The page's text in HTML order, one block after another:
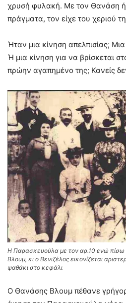
χρυσή φυλακή. Με τον Θανάση
πράγματα, τον είχε του χεριού
Ήταν μια κίνηση απελπισίας;
Ή μια κίνηση για να βρίσκεται
πρώην αγαπημένο της; Κανείς
Η Παρασκευούλα με τον αρ.10 ενώ πίσω
Βλουμ, κι ο Βενιζέλος εικονίζεται
ψαθάκι στο κεφάλι
Ο Θανάσης Βλουμ πέθανε